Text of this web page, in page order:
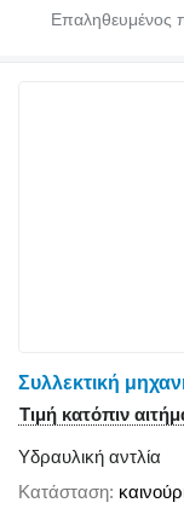
Τιμή κατόπιν
Υδραυλική αντλία
Κατάσταση